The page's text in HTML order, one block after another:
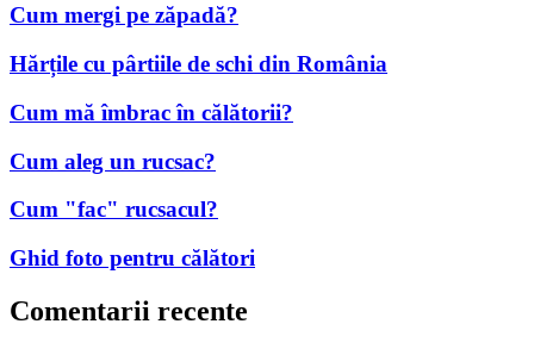
Cum mergi pe zăpadă?
Hărțile cu pârtiile de schi din România
Cum mă îmbrac în călătorii?
Cum aleg un rucsac?
Cum "fac" rucsacul?
Ghid foto pentru călători
Comentarii recente